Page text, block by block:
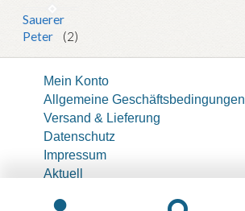
Sauerer
Peter
(2)
Mein Konto
Allgemeine Geschäftsbedingungen
Versand & Lieferung
Datenschutz
Impressum
Aktuell